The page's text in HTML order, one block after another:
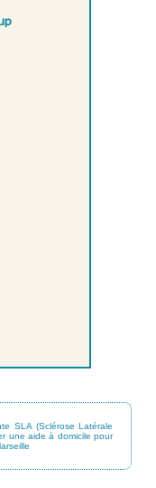
SLA (Sclérose Latérale
une aide à domicile pour